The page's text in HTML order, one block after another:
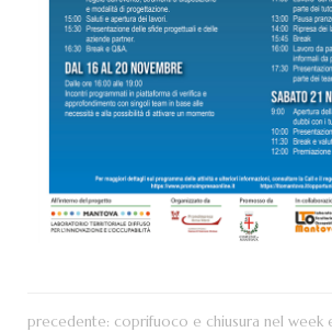
precedente: coprifuoco e chiusura nel week